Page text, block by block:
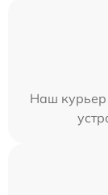
Наш курьер